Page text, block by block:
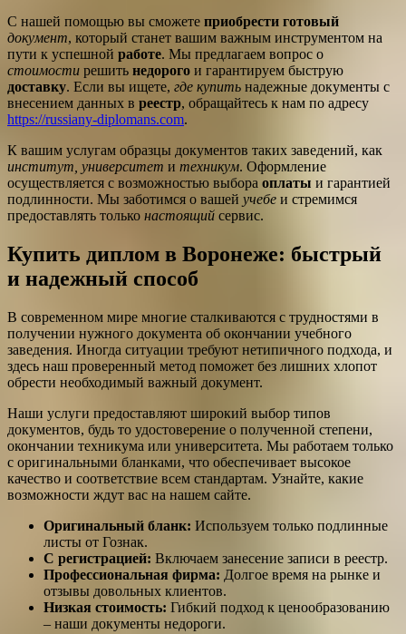
С нашей помощью вы сможете приобрести готовый
документ, который станет вашим важным инструментом на
пути к успешной работе. Мы предлагаем вопрос о
стоимости решить недорого и гарантируем быструю
доставку. Если вы ищете, где купить надежные документы с
внесением данных в реестр, обращайтесь к нам по адресу
https://russiany-diplomans.com.
К вашим услугам образцы документов таких заведений, как
институт, университет и техникум. Оформление
осуществляется с возможностью выбора оплаты и гарантией
подлинности. Мы заботимся о вашей учебе и стремимся
предоставлять только настоящий сервис.
Купить диплом в Воронеже: быстрый
и надежный способ
В современном мире многие сталкиваются с трудностями в
получении нужного документа об окончании учебного
заведения. Иногда ситуации требуют нетипичного подхода, и
здесь наш проверенный метод поможет без лишних хлопот
обрести необходимый важный документ.
Наши услуги предоставляют широкий выбор типов
документов, будь то удостоверение о полученной степени,
окончании техникума или университета. Мы работаем только
с оригинальными бланками, что обеспечивает высокое
качество и соответствие всем стандартам. Узнайте, какие
возможности ждут вас на нашем сайте.
Оригинальный бланк: Используем только подлинные
листы от Гознак.
С регистрацией: Включаем занесение записи в реестр.
Профессиональная фирма: Долгое время на рынке и
отзывы довольных клиентов.
Низкая стоимость: Гибкий подход к ценообразованию
– наши документы недороги.